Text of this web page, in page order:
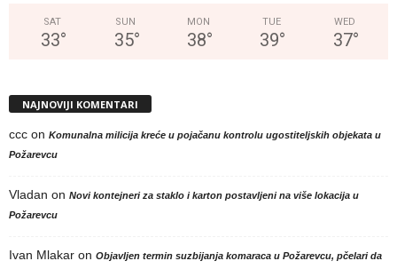
SAT
33°
SUN
35°
MON
38°
TUE
39°
WED
37°
NAJNOVIJI KOMENTARI
ccc on Komunalna milicija kreće u pojačanu kontrolu ugostiteljskih objekata u
Požarevcu
Vladan on Novi kontejneri za staklo i karton postavljeni na više lokacija u
Požarevcu
Ivan Mlakar on Objavljen termin suzbijanja komaraca u Požarevcu, pčelari da